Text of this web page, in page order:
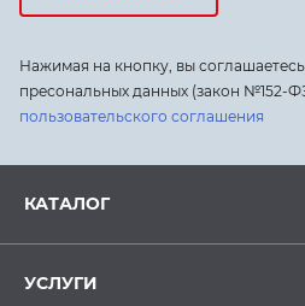
Нажимая на кнопку, вы
пресональных данных (закон №152-
пользовательского соглашения
КАТАЛОГ
УСЛУГИ